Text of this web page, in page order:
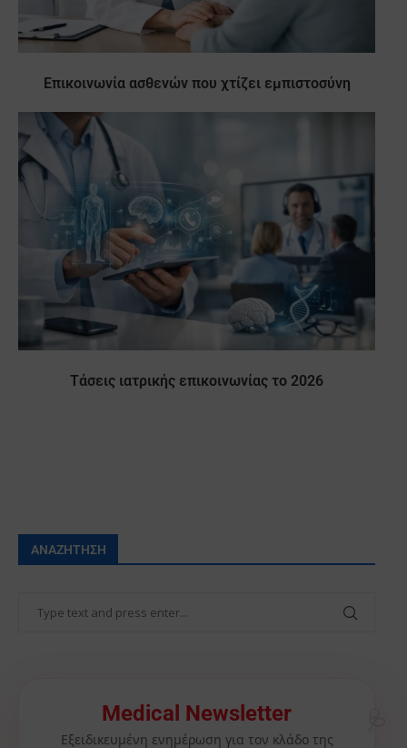
Επικοινωνία ασθενών που χτίζει εμπιστοσύνη
Τάσεις ιατρικής επικοινωνίας το 2026
ΑΝΑΖΉΤΗΣΗ
Medical Newsletter
Εξειδικευμένη ενημέρωση για τον κλάδο της